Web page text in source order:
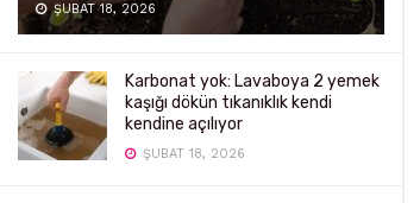
ŞUBAT 18, 2026
Karbonat yok: Lavaboya 2 yemek
kaşığı dökün tıkanıklık kendi
kendine açılıyor
ŞUBAT 18, 2026